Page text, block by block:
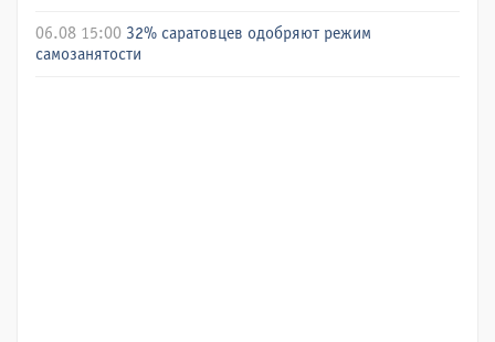
06.08 15:00 32% саратовцев одобряют режим
самозанятости